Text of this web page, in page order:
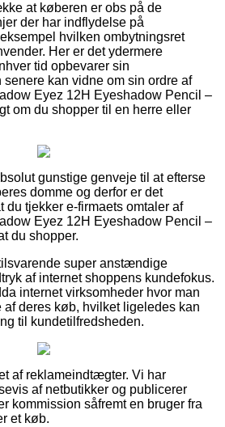
at køberen er obs på de
der har indflydelse på
hvilken ombytningsret
Her er det ydermere
tid opbevarer sin
senere kan vidne om sin ordre af
Eyez 12H Eyeshadow Pencil –
om du shopper til en herre eller
gunstige genveje til at efterse
domme og derfor er det
tjekker e-firmaets omtaler af
Eyez 12H Eyeshadow Pencil –
du shopper.
super anstændige
af internet shoppens kundefokus.
internet virksomheder hvor man
af deres køb, hvilket ligeledes kan
til kundetilfredsheden.
af reklameindtægter. Vi har
af netbutikker og publicerer
kommission såfremt en bruger fra
et køb.